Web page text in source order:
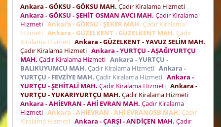
Ankara - GÖKSU - GÖKSU MAH. Çadır Kiralama Hizmeti
Ankara - GÖKSU - ŞEHİT OSMAN AVCI MAH. Çadır Kiralama
Hizmeti Ankara - GÖKSU - ŞEKER MAH. Çadır Kiralama
Hizmeti Ankara - GÜZELKENT - GÜZELKENT MAH. Çadır
Kiralama Hizmeti Ankara - GÜZELKENT - YAVUZ SELİM MAH.
Çadır Kiralama Hizmeti Ankara - YURTÇU - AŞAĞIYURTÇU
MAH. Çadır Kiralama Hizmeti Ankara - YURTÇU -
BALIKUYUMCU MAH. Çadır Kiralama Hizmeti Ankara -
YURTÇU - FEVZİYE MAH. Çadır Kiralama Hizmeti Ankara -
YURTÇU - ŞEHİTALİ MAH. Çadır Kiralama Hizmeti Ankara -
YURTÇU - YUKARIYURTÇU MAH. Çadır Kiralama Hizmeti
Ankara - AHİEVRAN - AHİ EVRAN MAH. Çadır Kiralama
Hizmeti Ankara - AHİEVRAN - AHİ EVRANOSB MAH. Çadır
Kiralama Hizmeti Ankara - ÇARŞI - ANDİÇEN MAH. Çadır